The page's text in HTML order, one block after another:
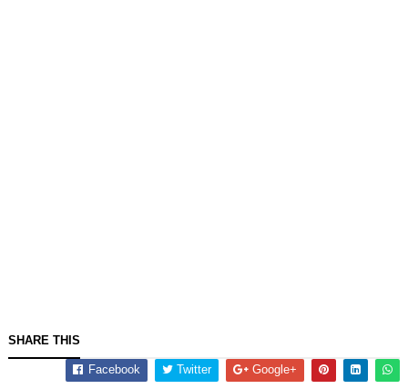
SHARE THIS
Facebook Twitter Google+